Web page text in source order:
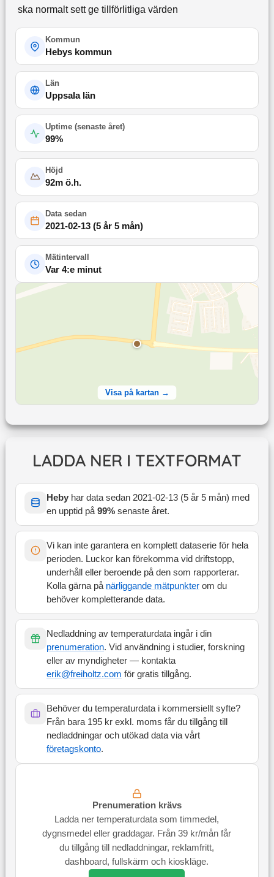
ska normalt sett ge tillförlitliga värden
Kommun
Hebys kommun
Län
Uppsala län
Uptime (senaste året)
99%
Höjd
92m ö.h.
Data sedan
2021-02-13(5 år 5 mån)
Mätintervall
Var 4:e minut
Visa på kartan →
LADDA NER I TEXTFORMAT
Hebyhar data sedan 2021-02-13(5 år 5 mån) med
en upptid på99% senaste året.
Vi kan inte garantera en komplett dataserie för hela
perioden. Luckor kan förekomma vid driftstopp,
underhåll eller beroende på den som rapporterar.
Kolla gärna på närliggande mätpunkterom du
behöver kompletterande data.
Nedladdning av temperaturdata ingår i din
prenumeration. Vid användning i studier, forskning
eller av myndigheter — kontakta
erik@freiholtz.com för gratis tillgång.
Behöver du temperaturdata i kommersiellt syfte?
Från bara 195 kr exkl. moms får du tillgång till
nedladdningar och utökad data via vårt
företagskonto.
Prenumeration krävs
Ladda ner temperaturdata som timmedel,
dygnsmedel eller graddagar. Från 39 kr/mån får
du tillgång till nedladdningar, reklamfritt,
dashboard, fullskärm och kioskläge.